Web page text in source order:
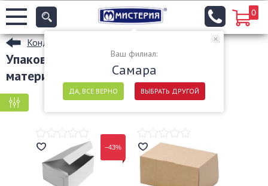
Ваш филиал:
Самара
ДА, ВСЕ ВЕРНО ВЫБРАТЬ ДРУГОЙ
0
Кондитерская упаковка оптом
Упаковка для кондитерских изделий
материал карт. в Самаре
−43%